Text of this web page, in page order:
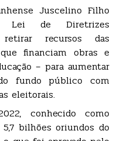
Juscelino Filho
Lei de Diretrizes
retirar recursos das
financiam obras e
– para aumentar
fundo público com
eleitorais.
conhecido como
bilhões oriundos do